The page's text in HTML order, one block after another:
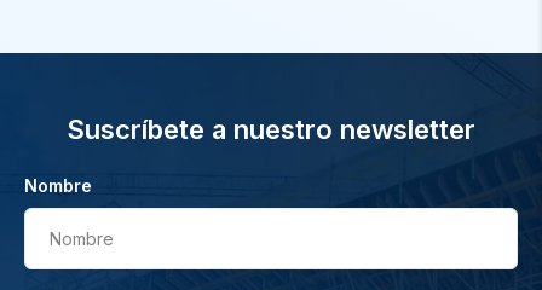
Suscríbete a nuestro newsletter
Nombre
Nombre